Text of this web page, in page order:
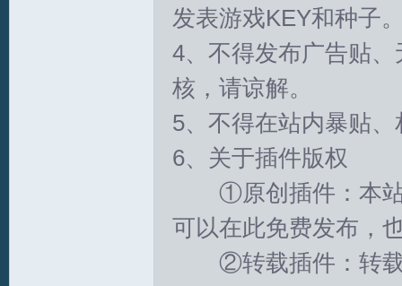
发表游戏KEY和种子
4、不得发布广告贴
核，请谅解。
5、不得在站内暴贴
6、关于插件版权
①原创插件：本站
可以在此免费发布，
②转载插件：转载